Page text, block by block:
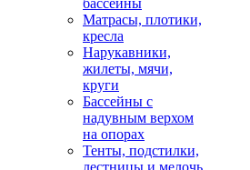
бассейны
Матрасы, плотики,
кресла
Нарукавники,
жилеты, мячи,
круги
Бассейны с
надувным верхом
на опорах
Тенты, подстилки,
лестницы и мелочь